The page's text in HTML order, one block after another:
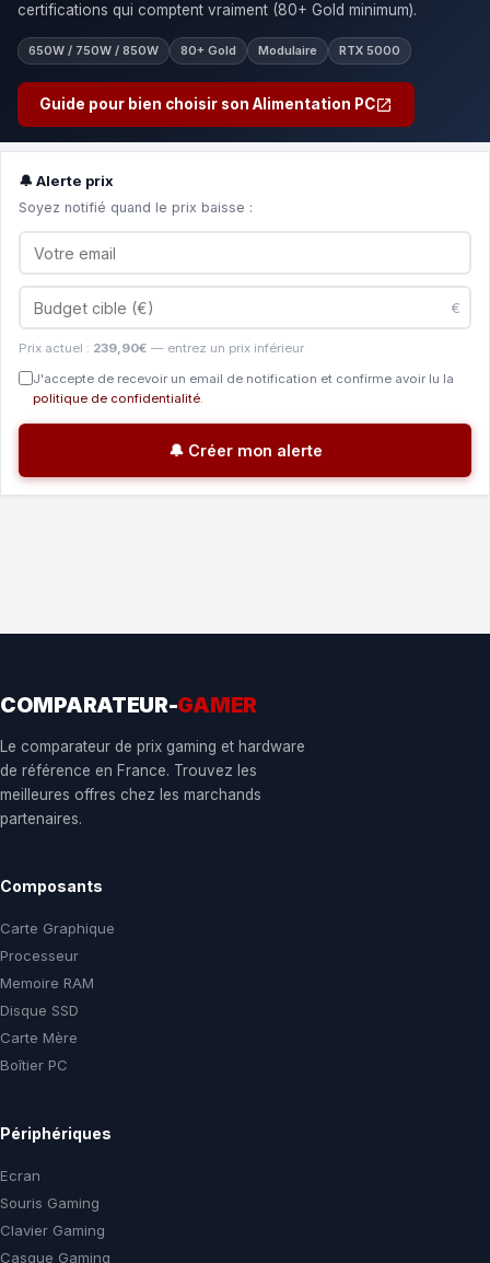
certifications qui comptent vraiment (80+ Gold minimum).
650W / 750W / 850W 80+ Gold Modulaire RTX 5000
Guide pour bien choisir son Alimentation PC
🔔 Alerte prix
Soyez notifié quand le prix baisse :
€
Prix actuel : 239,90€ — entrez un prix inférieur
J'accepte de recevoir un email de notification et confirme avoir lu la
politique de confidentialité.
🔔 Créer mon alerte
COMPARATEUR-GAMER
Le comparateur de prix gaming et hardware
de référence en France. Trouvez les
meilleures offres chez les marchands
partenaires.
Composants
Carte Graphique
Processeur
Memoire RAM
Disque SSD
Carte Mère
Boîtier PC
Périphériques
Ecran
Souris Gaming
Clavier Gaming
Casque Gaming